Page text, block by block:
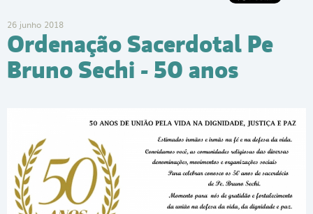
26 junho 2018
Ordenação Sacerdotal Pe
Bruno Sechi - 50 anos